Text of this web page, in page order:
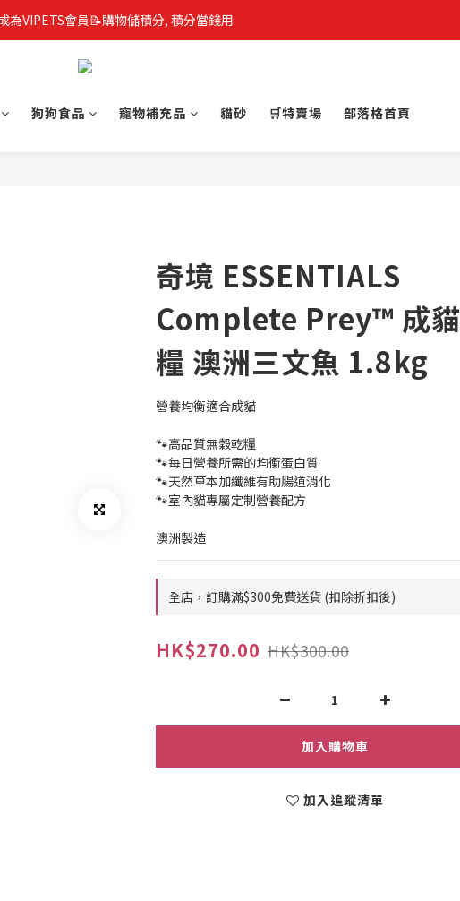
為VIPETS會員📝購物儲積分, 積分當錢用
狗狗食品 寵物補充品 貓砂 🛒特賣場 部落格首頁
奇境 ESSENTIALS
Complete Prey™ 成
糧 澳洲三文魚 1.8kg
營養均衡適合成貓
🐾高品質無穀乾糧
🐾每日營養所需的均衡蛋白質
🐾天然草本加纖維有助腸道消化
🐾室內貓專屬定制營養配方
澳洲製造
全店，訂購滿$300免費送貨 (扣除折扣後)
HK$270.00 HK$300.00
加入購物車
加入追蹤清單